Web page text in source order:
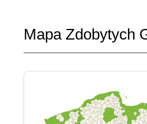
Mapa Zdobytych